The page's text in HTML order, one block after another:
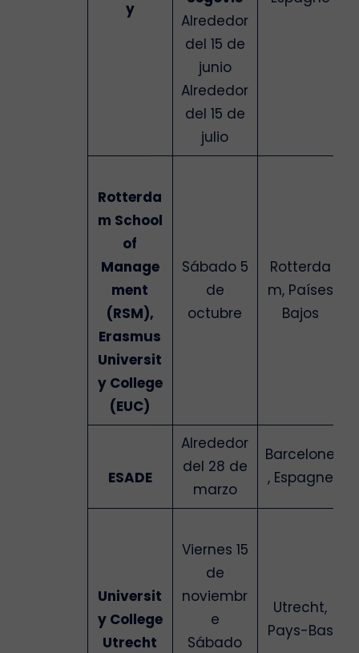
y
Alrededor
del 15 de
junio
Alrededor
del 15 de
julio
Rotterda
m School
of
Manage
ment
(RSM),
Erasmus
Universit
y College
(EUC)
Sábado 5
de
octubre
Rotterda
m, Países
Bajos
ESADE
Alrededor
del 28 de
marzo
Barcelone
, Espagne
Universit
y College
Utrecht
Viernes 15
de
noviembr
e
Sábado
Utrecht,
Pays-Bas